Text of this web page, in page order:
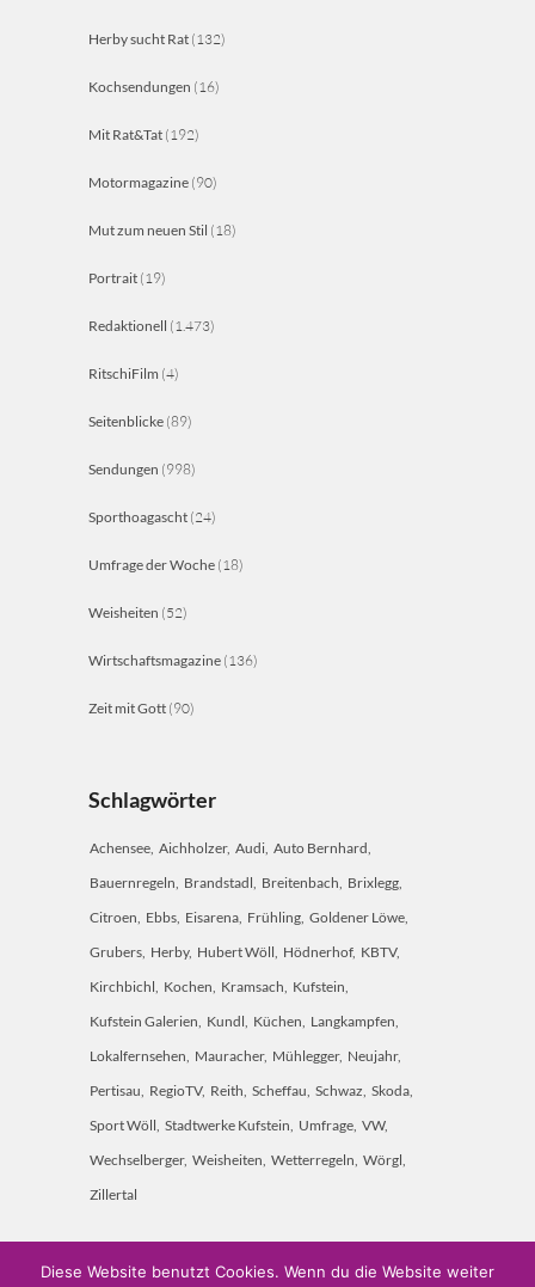
Herby sucht Rat (132)
Kochsendungen (16)
Mit Rat&Tat (192)
Motormagazine (90)
Mut zum neuen Stil (18)
Portrait (19)
Redaktionell (1.473)
RitschiFilm (4)
Seitenblicke (89)
Sendungen (998)
Sporthoagascht (24)
Umfrage der Woche (18)
Weisheiten (52)
Wirtschaftsmagazine (136)
Zeit mit Gott (90)
Schlagwörter
Achensee Aichholzer Audi Auto Bernhard
Bauernregeln Brandstadl Breitenbach Brixlegg
Citroen Ebbs Eisarena Frühling Goldener Löwe
Grubers Herby Hubert Wöll Hödnerhof KBTV
Kirchbichl Kochen Kramsach Kufstein
Kufstein Galerien Kundl Küchen Langkampfen
Lokalfernsehen Mauracher Mühlegger Neujahr
Pertisau RegioTV Reith Scheffau Schwaz Skoda
Sport Wöll Stadtwerke Kufstein Umfrage VW
Wechselberger Weisheiten Wetterregeln Wörgl
Zillertal
Diese Website benutzt Cookies. Wenn du die Website weiter